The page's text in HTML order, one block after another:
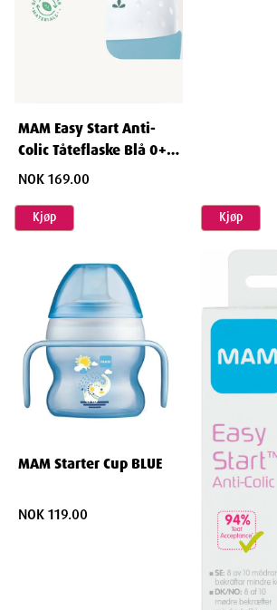
MAM Easy Start Anti-
Colic Tåteflaske Blå 0+
260 ml
NOK 169.00
Kjøp Kjøp
MAM Starter Cup BLUE
NOK 119.00